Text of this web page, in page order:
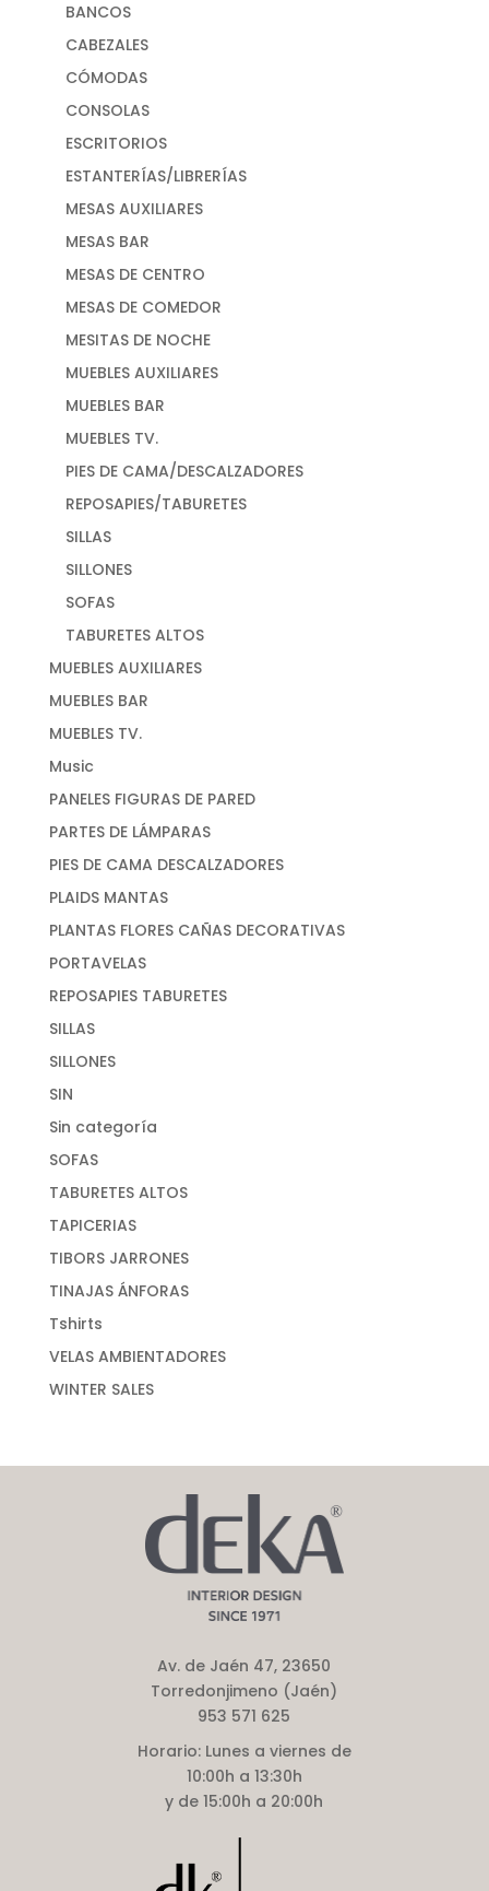
BANCOS
CABEZALES
CÓMODAS
CONSOLAS
ESCRITORIOS
ESTANTERÍAS/LIBRERÍAS
MESAS AUXILIARES
MESAS BAR
MESAS DE CENTRO
MESAS DE COMEDOR
MESITAS DE NOCHE
MUEBLES AUXILIARES
MUEBLES BAR
MUEBLES TV.
PIES DE CAMA/DESCALZADORES
REPOSAPIES/TABURETES
SILLAS
SILLONES
SOFAS
TABURETES ALTOS
MUEBLES AUXILIARES
MUEBLES BAR
MUEBLES TV.
Music
PANELES FIGURAS DE PARED
PARTES DE LÁMPARAS
PIES DE CAMA DESCALZADORES
PLAIDS MANTAS
PLANTAS FLORES CAÑAS DECORATIVAS
PORTAVELAS
REPOSAPIES TABURETES
SILLAS
SILLONES
SIN
Sin categoría
SOFAS
TABURETES ALTOS
TAPICERIAS
TIBORS JARRONES
TINAJAS ÁNFORAS
Tshirts
VELAS AMBIENTADORES
WINTER SALES
Av. de Jaén 47, 23650
Torredonjimeno (Jaén)
953 571 625
Horario:Lunes a viernes de
10:00h a 13:30h
y de 15:00h a 20:00h